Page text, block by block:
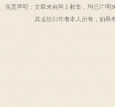
免责声明： 文章来自网上收集，均已注明
其版权归作者本人所有，如果